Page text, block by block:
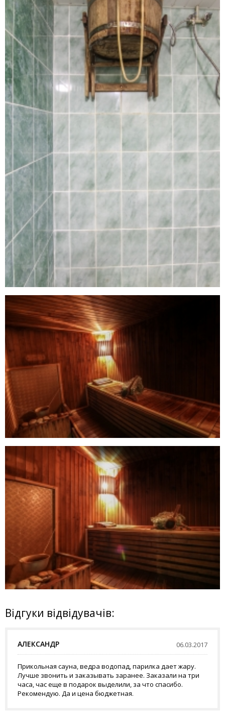
Відгуки відвідувачів:
АЛЕКСАНДР 06.03.2017
Прикольная сауна, ведра водопад, парилка дает жару.
Лучше звонить и заказывать заранее. Заказали на три
часа, час еще в подарок выделили, за что спасибо.
Рекомендую. Да и цена бюджетная.